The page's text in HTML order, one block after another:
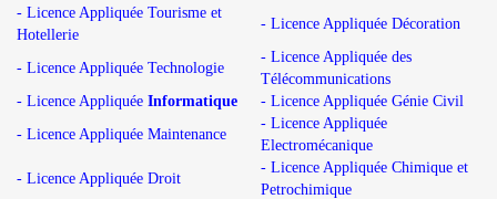
- Licence Appliquée Tourisme et
Hotellerie
- Licence Appliquée Décoration
- Licence Appliquée Technologie
- Licence Appliquée des
Télécommunications
- Licence Appliquée Informatique
- Licence Appliquée Génie Civil
- Licence Appliquée Maintenance
- Licence Appliquée
Electromécanique
- Licence Appliquée Droit
- Licence Appliquée Chimique et
Petrochimique